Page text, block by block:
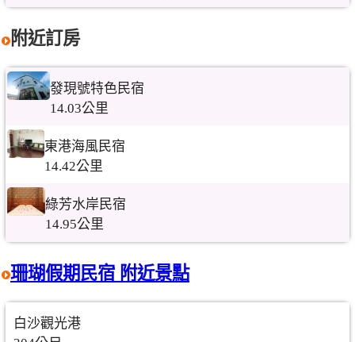
附近訂房
發現號特色民宿
14.03公里
東港海風民宿
14.42公里
綠芳水岸民宿
14.95公里
珊瑚假期民宿 附近景點
白沙觀光港